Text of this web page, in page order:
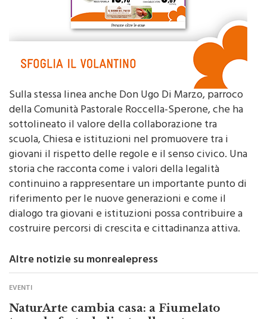
Sulla stessa linea anche Don Ugo Di Marzo, parroco
della Comunità Pastorale Roccella-Sperone, che ha
sottolineato il valore della collaborazione tra
scuola, Chiesa e istituzioni nel promuovere tra i
giovani il rispetto delle regole e il senso civico. Una
storia che racconta come i valori della legalità
continuino a rappresentare un importante punto di
riferimento per le nuove generazioni e come il
dialogo tra giovani e istituzioni possa contribuire a
costruire percorsi di crescita e cittadinanza attiva.
EVENTI
NaturArte cambia casa: a Fiumelato
torna la festa dedicata alla natura,